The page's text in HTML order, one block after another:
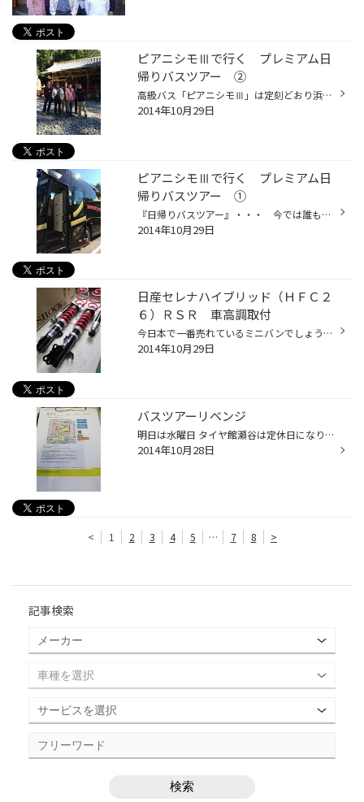
ピアニシモⅢで行く プレミアム日
帰りバスツアー ②
高級バス「ピアニシモⅢ」は定刻どおり浜松町を出発いたしました。 ３列で２４名乗り。 広い革張りのシート。 そして最後部には綺麗なトイレまで。 綺麗で上品なバスガイドさん＆ベテランのドライバーさん。 そして何より・・・快適な車内の空調システム！！！ 全てがプレミアムなバスで快適な旅が...
2014年10月29日
ピアニシモⅢで行く プレミアム日
帰りバスツアー ①
『日帰りバスツアー』・・・ 今では誰もが気軽に参加できる大人気の小旅行です。 その『日帰りバスツアー』にスタッフ４名が軽い「ノリ」で参加した今年７月。 ７月のスタッフ日記を参照いただければわかると思いますが、非常に過酷なバスツアーでした。 ４名全員が「もう２度と日帰りバスツアーに...
2014年10月29日
日産セレナハイブリッド（ＨＦＣ２
６）ＲＳＲ 車高調取付
今日本で一番売れているミニバンでしょうか？ セレナです。 そのセレナのハイブリッドにＲＳＲの車高調「Basic☆i」を取付いたしました。 いつも大変お世話になっているお客様のご紹介でご来店いただいたお客様です。 インチアップして車高を下げたいとのことでしたので色々な商品をご紹介させてい...
2014年10月29日
バスツアーリベンジ
明日は水曜日 タイヤ館瀬谷は定休日になりますが恒例のスタッフツーリング！ ・・・・・ではなく 二回目となるバスツアーです。 前回のバスツアーでは真夏なのにエアコンの効きが悪い車内。 行先がわからないミステリーツアー。 しかもそれほどテンションの上がらない場所ばかり散策。 そして・・・...
2014年10月28日
< 1 2 3 4 5 … 7 8 >
記事検索